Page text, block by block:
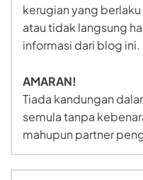
kerugian yang
atau tidak langsung
informasi dari blog ini.
AMARAN!
Tiada kandungan
semula tanpa
mahupun partner